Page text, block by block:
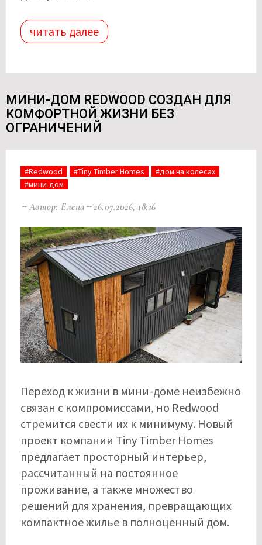
читать далее
МИНИ-ДОМ REDWOOD СОЗДАН ДЛЯ
КОМФОРТНОЙ ЖИЗНИ БЕЗ
ОГРАНИЧЕНИЙ
#Redwood #Tiny Timber Homes
#дом на колесах
#мини-дом
Автор: Елена 26.07.2026, 18:16
Переход к жизни в мини-доме неизбежно
связан с компромиссами, но Redwood
стремится свести их к минимуму. Новый
проект компании Tiny Timber Homes
предлагает просторный интерьер,
рассчитанный на постоянное
проживание, а также множество
решений для хранения, превращающих
компактное жилье в полноценный дом.